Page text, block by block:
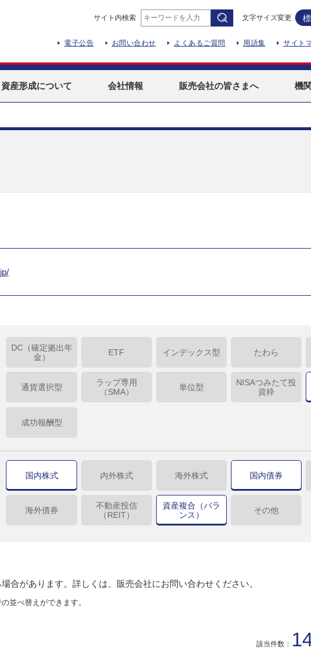
サイト内検索 文字サイズ変更
電子公告 お問い合わせ よくあるご質問 用語集 サイト
資産形成について 会社情報 販売会社の皆さまへ 機
DC（確定拠出年
金）
ETF インデックス型 たわら
通貨選択型
ラップ専用
（SMA）
単位型
NISAつみたて投
資枠
成功報酬型
国内株式 内外株式 海外株式 国内債券
海外債券
不動産投信
（REIT）
資産複合（バラ
ンス）
その他
があります。詳しくは、販売会社にお問い合わせください。
並べ替えができます。
該当件数：